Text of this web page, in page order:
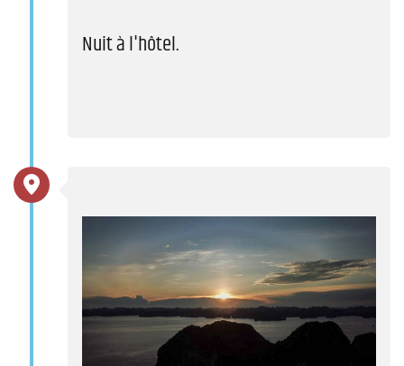
Nuit à l'hôtel.